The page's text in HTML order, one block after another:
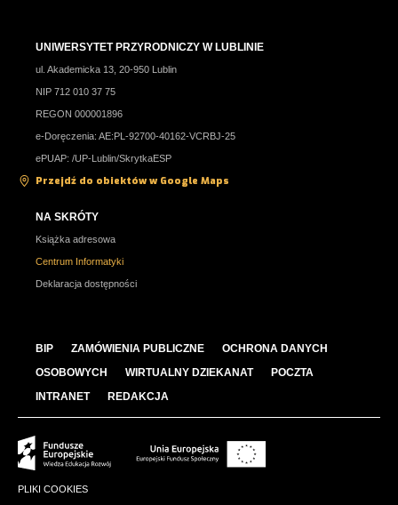
UNIWERSYTET PRZYRODNICZY W LUBLINIE
ul. Akademicka 13, 20-950 Lublin
NIP 712 010 37 75
REGON 000001896
e-Doręczenia: AE:PL-92700-40162-VCRBJ-25
ePUAP: /UP-Lublin/SkrytkaESP
Przejdź do obiektów w Google Maps
NA SKRÓTY
Książka adresowa
Centrum Informatyki
Deklaracja dostępności
BIP ZAMÓWIENIA PUBLICZNE
OCHRONA DANYCH
OSOBOWYCH
WIRTUALNY DZIEKANAT
POCZTA
INTRANET
REDAKCJA
PLIKI COOKIES